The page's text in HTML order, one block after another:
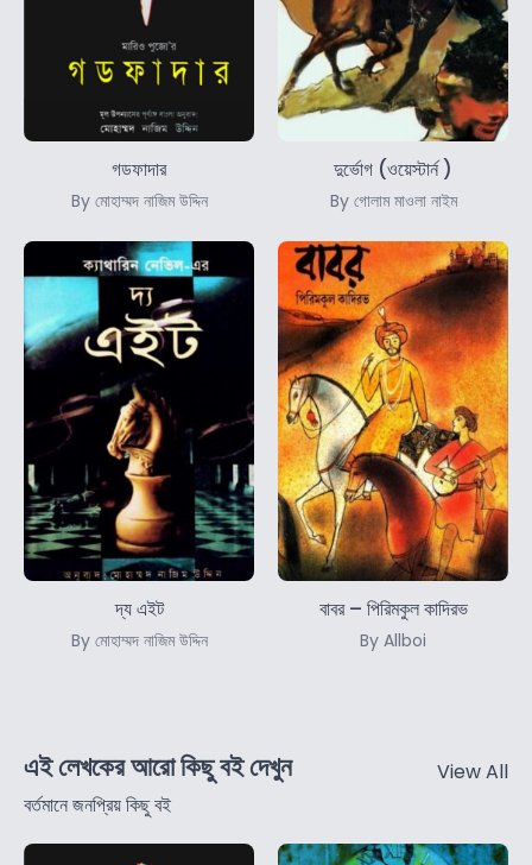
গডফাদার
By মোহাম্মদ নাজিম উদ্দিন
দুর্ভোগ (ওয়েস্টার্ন )
By গোলাম মাওলা নাইম
দ্য এইট
By মোহাম্মদ নাজিম উদ্দিন
বাবর – পিরিমকুল কাদিরভ
By Allboi
এই লেখকের আরো কিছু বই দেখুন
বর্তমানে জনপ্রিয় কিছু বই
View All